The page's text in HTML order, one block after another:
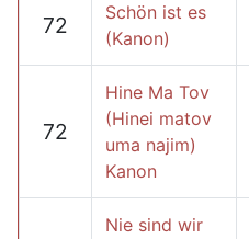
72
Schön ist es
(Kanon)
72
Hine Ma Tov
(Hinei matov
uma najim)
Kanon
Nie sind wir